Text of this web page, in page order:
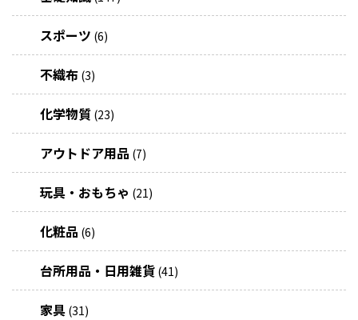
スポーツ (6)
不織布 (3)
化学物質 (23)
アウトドア用品 (7)
玩具・おもちゃ (21)
化粧品 (6)
台所用品・日用雑貨 (41)
家具 (31)